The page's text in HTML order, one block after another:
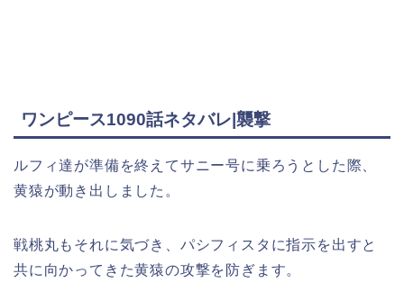
ワンピース1090話ネタバレ|襲撃
ルフィ達が準備を終えてサニー号に乗ろうとした際、
黄猿が動き出しました。
戦桃丸もそれに気づき、パシフィスタに指示を出すと
共に向かってきた黄猿の攻撃を防ぎます。